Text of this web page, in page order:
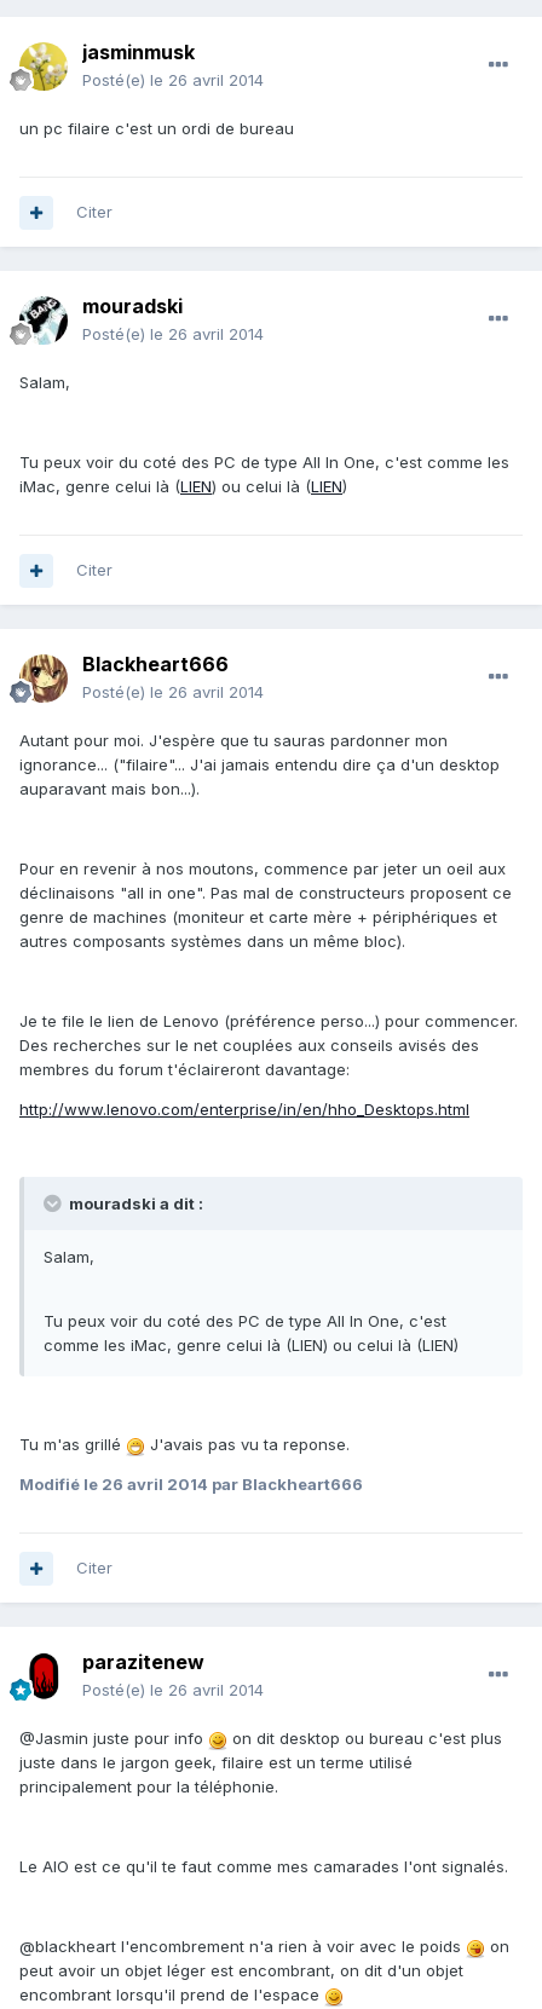
jasminmusk
Posté(e) le 26 avril 2014
un pc filaire c'est un ordi de bureau
Citer
mouradski
Posté(e) le 26 avril 2014
Salam,
Tu peux voir du coté des PC de type All In One, c'est comme les
iMac, genre celui là (LIEN) ou celui là (LIEN)
Citer
Blackheart666
Posté(e) le 26 avril 2014
Autant pour moi. J'espère que tu sauras pardonner mon
ignorance... ("filaire"... J'ai jamais entendu dire ça d'un desktop
auparavant mais bon...).
Pour en revenir à nos moutons, commence par jeter un oeil aux
déclinaisons "all in one". Pas mal de constructeurs proposent ce
genre de machines (moniteur et carte mère + périphériques et
autres composants systèmes dans un même bloc).
Je te file le lien de Lenovo (préférence perso...) pour commencer.
Des recherches sur le net couplées aux conseils avisés des
membres du forum t'éclaireront davantage:
http://www.lenovo.com/enterprise/in/en/hho_Desktops.html
mouradski a dit :
Salam,
Tu peux voir du coté des PC de type All In One, c'est
comme les iMac, genre celui là (LIEN) ou celui là (LIEN)
Tu m'as grillé J'avais pas vu ta reponse.
Modifié le 26 avril 2014 par Blackheart666
Citer
parazitenew
Posté(e) le 26 avril 2014
@Jasmin juste pour info
on dit desktop ou bureau c'est plus
juste dans le jargon geek, filaire est un terme utilisé
principalement pour la téléphonie.
Le AIO est ce qu'il te faut comme mes camarades l'ont signalés.
@blackheart l'encombrement n'a rien à voir avec le poids
on
peut avoir un objet léger est encombrant, on dit d'un objet
encombrant lorsqu'il prend de l'espace